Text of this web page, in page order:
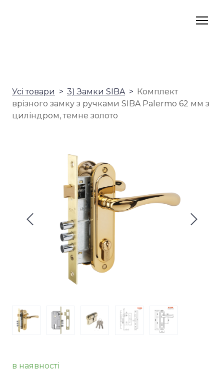
Усі товари 3) Замки SIBA
Комплект
врізного замку з ручками SIBA Palermo 62 мм з
циліндром, темне золото
в наявності